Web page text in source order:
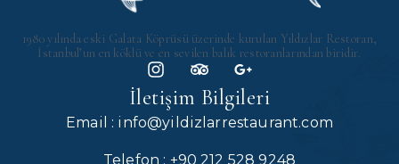
1980 yılında eski Galata Köprüsü üzerinde kurulan Yıldızlar Restoran,
İstanbul’un en köklü ve en sevilen balık restoranlarından biridir.
İletişim Bilgileri
Email : info@yildizlarrestaurant.com
Telefon : +90 212 528 9248